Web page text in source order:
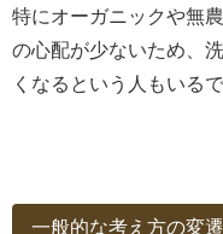
特にオーガニックや無
の心配が少ないため、
くなるという人もいるで
一般的な考え方の変遷